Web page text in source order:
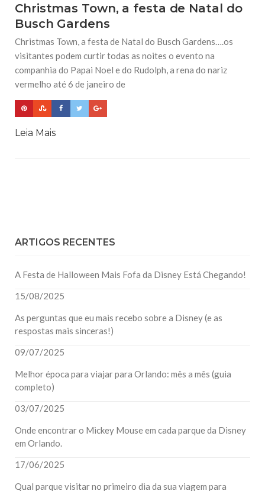
Christmas Town, a festa de Natal do
Busch Gardens
Christmas Town, a festa de Natal do Busch Gardens….os
visitantes podem curtir todas as noites o evento na
companhia do Papai Noel e do Rudolph, a rena do nariz
vermelho até 6 de janeiro de
Leia Mais
ARTIGOS RECENTES
A Festa de Halloween Mais Fofa da Disney Está Chegando!
15/08/2025
As perguntas que eu mais recebo sobre a Disney (e as
respostas mais sinceras!)
09/07/2025
Melhor época para viajar para Orlando: mês a mês (guia
completo)
03/07/2025
Onde encontrar o Mickey Mouse em cada parque da Disney
em Orlando.
17/06/2025
Qual parque visitar no primeiro dia da sua viagem para